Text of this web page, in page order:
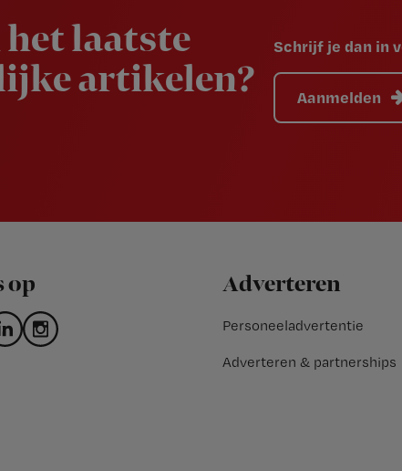
laatste
artikelen?
Schrijf je dan in
Aanmelden
op Adverteren
Personeeladvertentie
Adverteren & partnerships